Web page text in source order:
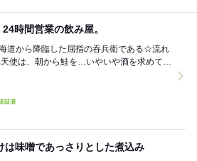
時間営業の飲み屋。
道から降臨した屈指の吞兵衛である☆流れ
使は、朝から鮭を…いやいや酒を求めてア
味噌であっさりとした煮込み